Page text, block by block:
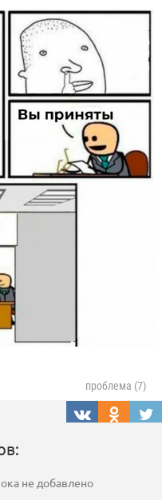
проблема (7)
не добавлено